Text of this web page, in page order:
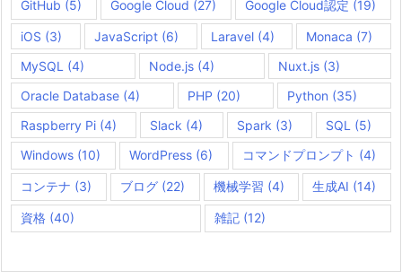
GitHub (5) Google Cloud (27) Google Cloud認定 (19)
iOS (3) JavaScript(6) Laravel(4) Monaca (7)
MySQL (4) Node.js(4) Nuxt.js (3)
Oracle Database (4) PHP (20) Python (35)
Raspberry Pi (4) Slack (4) Spark (3) SQL (5)
Windows (10) WordPress (6) コマンドプロンプト (4)
コンテナ (3) ブログ(22) 機械学習 (4) 生成AI (14)
資格 (40) 雑記(12)